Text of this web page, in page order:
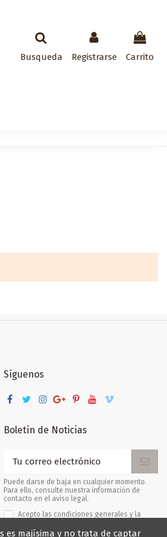
Busqueda Registrarse Carrito
Síguenos
Boletín de Noticias
Puede darse de baja en cualquier momento.
Para ello, consulte nuestra información de
contacto en el aviso legal.
Acepto las condiciones generales y la
es majísima y no trata de captar